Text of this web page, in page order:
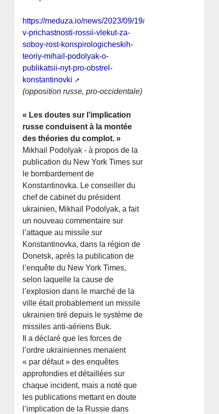
https://meduza.io/news/2023/09/19/somneniya-
v-prichastnosti-rossii-vlekut-za-
soboy-rost-konspirologicheskih-
teoriy-mihail-podolyak-o-
publikatsii-nyt-pro-obstrel-
konstantinovki
(opposition russe, pro-occidentale)
« Les doutes sur l’implication
russe conduisent à la montée
des théories du complot. »
Mikhail Podolyak - à propos de la
publication du New York Times sur
le bombardement de
Konstantinovka. Le conseiller du
chef de cabinet du président
ukrainien, Mikhaïl Podolyak, a fait
un nouveau commentaire sur
l’attaque au missile sur
Konstantinovka, dans la région de
Donetsk, après la publication de
l’enquête du New York Times,
selon laquelle la cause de
l’explosion dans le marché de la
ville était probablement un missile
ukrainien tiré depuis le système de
missiles anti-aériens Buk.
Il a déclaré que les forces de
l’ordre ukrainiennes menaient
« par défaut » des enquêtes
approfondies et détaillées sur
chaque incident, mais a noté que
les publications mettant en doute
l’implication de la Russie dans